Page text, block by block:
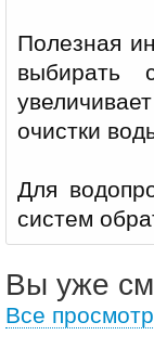
Полезная
выбирать
очистки
Для
систем
Вы уже
Все